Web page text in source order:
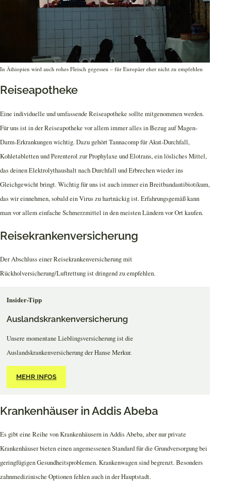
In Äthiopien wird auch rohes Fleisch gegessen – für Europäer eher nicht zu empfehlen
Reiseapotheke
Eine individuelle und umfassende Reiseapotheke sollte mitgenommen werden.
Für uns ist in der Reiseapotheke vor allem immer alles in Bezug auf Magen-
Darm-Erkrankungen wichtig. Dazu gehört Tannacomp für Akut-Durchfall,
Kohletabletten und Perenterol zur Prophylaxe und Elotrans, ein lösliches Mittel,
das deinen Elektrolythaushalt nach Durchfall und Erbrechen wieder ins
Gleichgewicht bringt. Wichtig für uns ist auch immer ein Breitbandantibiotikum,
das wir einnehmen, sobald ein Virus zu hartnäckig ist. Erfahrungsgemäß kann
man vor allem einfache Schmerzmittel in den meisten Ländern vor Ort kaufen.
Reisekrankenversicherung
Der Abschluss einer Reisekrankenversicherung mit
Rückholversicherung/Luftrettung ist dringend zu empfehlen.
Insider-Tipp
Auslandskrankenversicherung
Unsere momentane Lieblingsversicherung ist die
Auslandskrankenversicherung der Hanse Merkur.
MEHR INFOS
Krankenhäuser in Addis Abeba
Es gibt eine Reihe von Krankenhäusern in Addis Abeba, aber nur private
Krankenhäuser bieten einen angemessenen Standard für die Grundversorgung bei
geringfügigen Gesundheitsproblemen. Krankenwagen sind begrenzt. Besonders
zahnmedizinische Optionen fehlen auch in der Hauptstadt.